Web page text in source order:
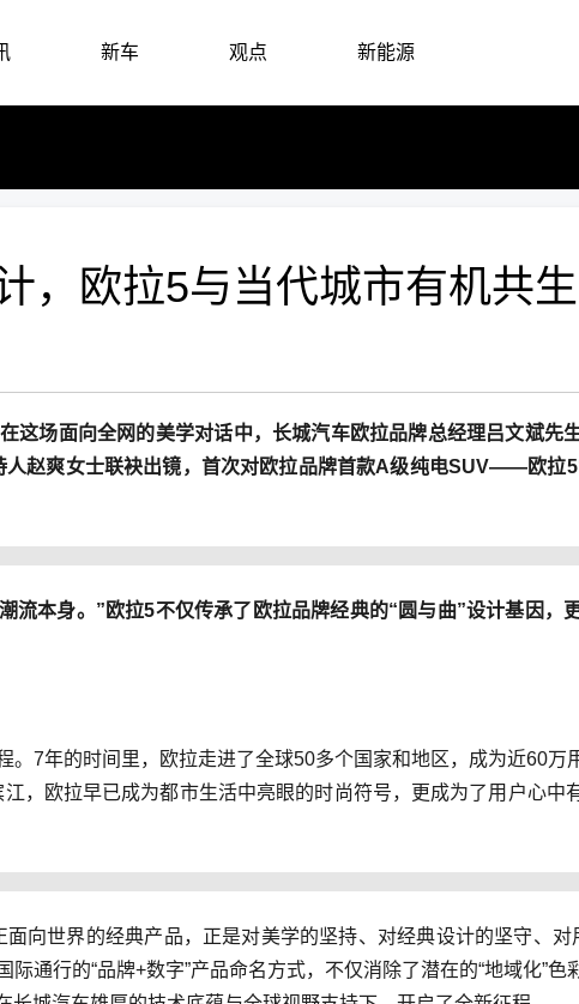
新车 观点 新能源
，欧拉5与当代城市有机共生
这场面向全网的美学对话中，长城汽车欧拉品牌总经理吕文斌先
赵爽女士联袂出镜，首次对欧拉品牌首款A级纯电SUV——欧拉
流本身。”欧拉5不仅传承了欧拉品牌经典的“圆与曲”设计基因，
。7年的时间里，欧拉走进了全球50多个国家和地区，成为近60
，欧拉早已成为都市生活中亮眼的时尚符号，更成为了用户心中
向世界的经典产品，正是对美学的坚持、对经典设计的坚守、
通行的“品牌+数字”产品命名方式，不仅消除了潜在的“地域化”